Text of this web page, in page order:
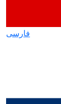
فارسی